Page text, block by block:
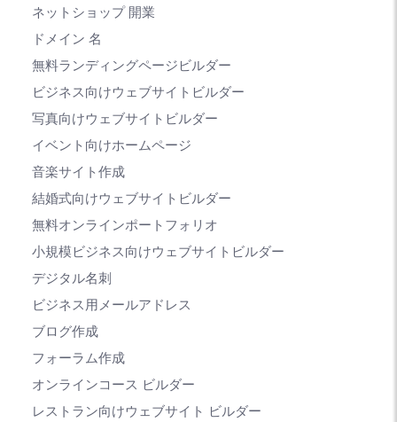
ネットショップ 開業
ドメイン 名
無料ランディングページビルダー
ビジネス向けウェブサイトビルダー
写真向けウェブサイトビルダー
イベント向けホームページ
音楽サイト作成
結婚式向けウェブサイトビルダー
無料オンラインポートフォリオ
小規模ビジネス向けウェブサイトビルダー
デジタル名刺
ビジネス用メールアドレス
ブログ作成
フォーラム作成
オンラインコース ビルダー
レストラン向けウェブサイト ビルダー